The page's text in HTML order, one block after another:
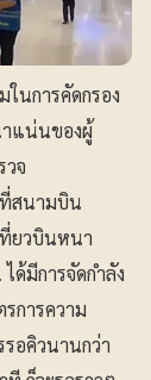
นการคัดกรอง
แน่นของผู้
วจ
สนามบิน
ยวบินหนา
ด้มีการจัดกำลัง
การความ
รอคิวนานกว่า